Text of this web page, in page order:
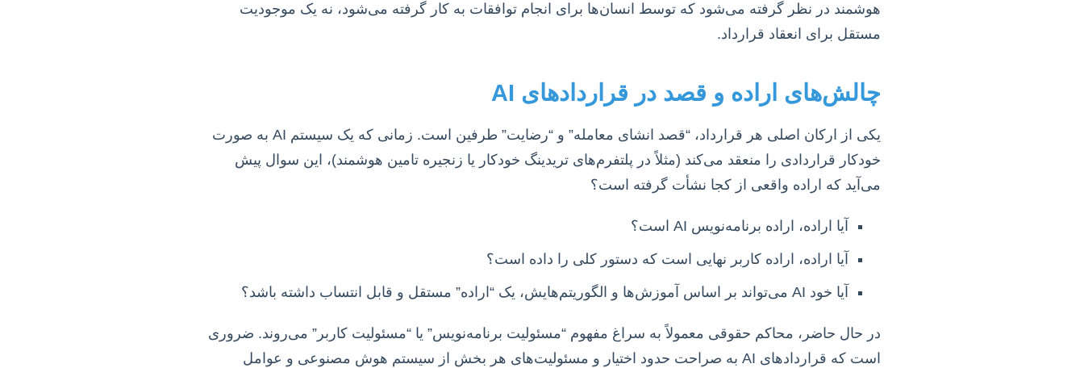
هوشمند در نظر گرفته می‌شود که توسط انسان‌ها برای انجام توافقات به کار گرفته می‌شود، نه یک موجودیت
مستقل برای انعقاد قرارداد.
چالش‌های اراده و قصد در قراردادهای AI
یکی از ارکان اصلی هر قرارداد، “قصد انشای معامله” و “رضایت” طرفین است. زمانی که یک سیستم AI به صورت
خودکار قراردادی را منعقد می‌کند (مثلاً در پلتفرم‌های تریدینگ خودکار یا زنجیره تامین هوشمند)، این سوال پیش
می‌آید که اراده واقعی از کجا نشأت گرفته است؟
آیا اراده، اراده برنامه‌نویس AI است؟
آیا اراده، اراده کاربر نهایی است که دستور کلی را داده است؟
آیا خود AI می‌تواند بر اساس آموزش‌ها و الگوریتم‌هایش، یک “اراده” مستقل و قابل انتساب داشته باشد؟
در حال حاضر، محاکم حقوقی معمولاً به سراغ مفهوم “مسئولیت برنامه‌نویس” یا “مسئولیت کاربر” می‌روند. ضروری
است که قراردادهای AI به صراحت حدود اختیار و مسئولیت‌های هر بخش از سیستم هوش مصنوعی و عوامل